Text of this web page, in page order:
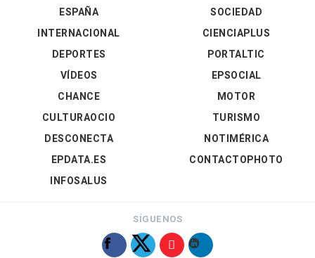
ESPAÑA
INTERNACIONAL
DEPORTES
VÍDEOS
SOCIEDAD
CIENCIAPLUS
PORTALTIC
EPSOCIAL
CHANCE
CULTURAOCIO
DESCONECTA
EPDATA.ES
INFOSALUS
MOTOR
TURISMO
NOTIMÉRICA
CONTACTOPHOTO
SÍGUENOS